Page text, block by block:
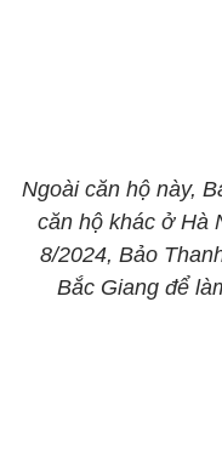
Ngoài căn hộ này,
căn hộ khác ở Hà
8/2024, Bảo
Bắc Giang để